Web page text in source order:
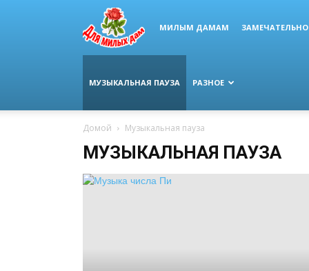
МИЛЫМ ДАМАМ
МУЗЫКАЛЬНАЯ ПАУЗА РАЗНОЕ
Домой Музыкальная пауза
МУЗЫКАЛЬНАЯ ПАУЗА